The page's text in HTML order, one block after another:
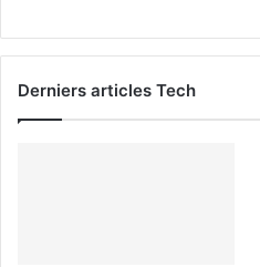
Derniers articles Tech